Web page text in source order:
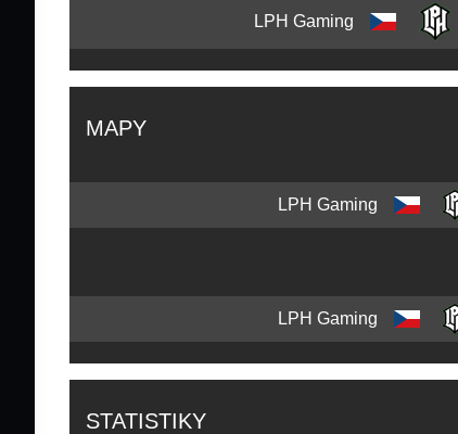
LPH Gaming
MAPY
LPH Gaming
LPH Gaming
STATISTIKY